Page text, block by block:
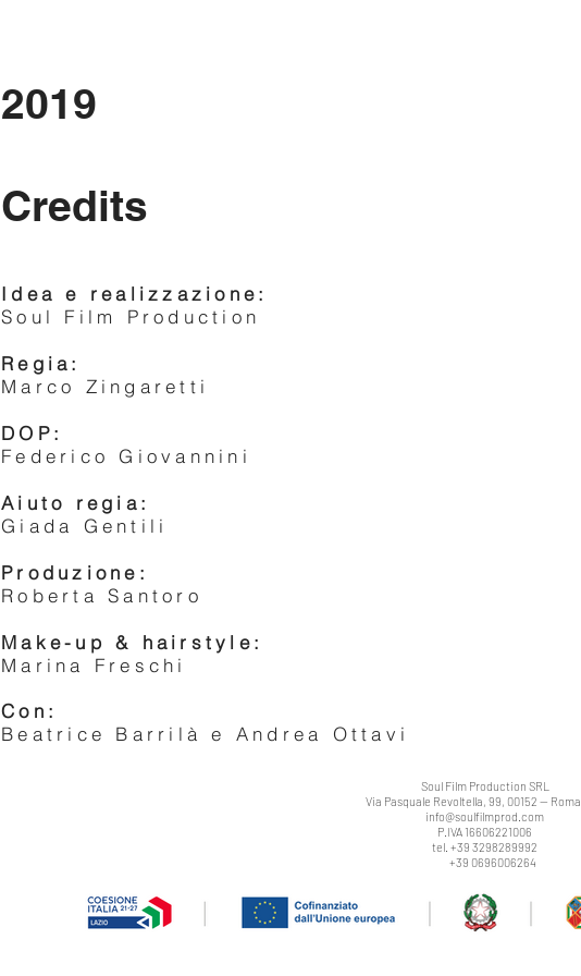
2019
Credits
Idea e realizzazione:
Soul Film Production
Regia:
Marco Zingaretti
DOP:
Federico Giovannini
Aiuto regia:
Giada Gentili
Produzione:
Roberta Santoro
Make-up & hairstyle:
Marina Freschi
Con:
Beatrice Barrilà e Andrea Ottavi
Soul Film Production SRL
Via Pasquale Revoltella, 99, 00152 -- Roma
info@soulfilmprod.com
P.IVA 16606221006
tel. +39 3298289992
+39 0696006264